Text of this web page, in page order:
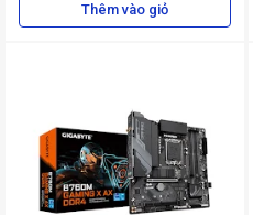
Thêm vào giỏ